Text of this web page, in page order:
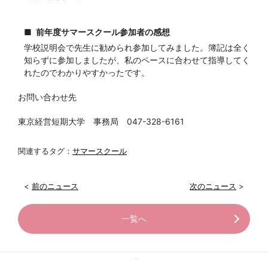
前年度サマースクール参加者の感想
学校説明会で先生に勧められ参加してみました。簿記は全く
知らずに参加しましたが、私のペースに合わせて指導してく
れたのでわかりやすかったです。
お問い合わせ先
東京経営短期大学 事務局 047-328-6161
関連するタグ： サマースクール
< 前のニュース 次のニュース >
一覧へ